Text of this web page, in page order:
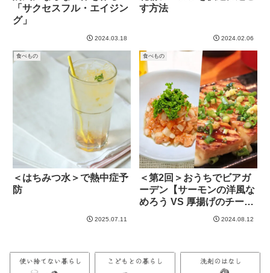
「サクセスフル・エイジン
グ」
2024.03.18
す方法
2024.02.06
食べもの
＜はちみつ水＞で熱中症予
防
2025.07.11
食べもの
＜第2回＞おうちでビアガ
ーデン【サーモンの洋風な
めろう VS 厚揚げのチーズ
2024.08.12